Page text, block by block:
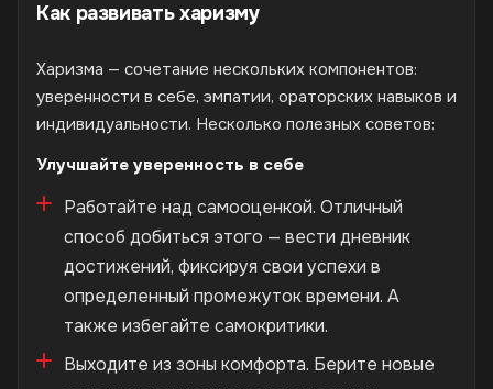
Как развивать харизму
Харизма — сочетание нескольких компонентов:
уверенности в себе, эмпатии, ораторских навыков и
индивидуальности. Несколько полезных советов:
Улучшайте уверенность в себе
Работайте над самооценкой. Отличный
способ добиться этого — вести дневник
достижений, фиксируя свои успехи в
определенный промежуток времени. А
также избегайте самокритики.
Выходите из зоны комфорта. Берите новые